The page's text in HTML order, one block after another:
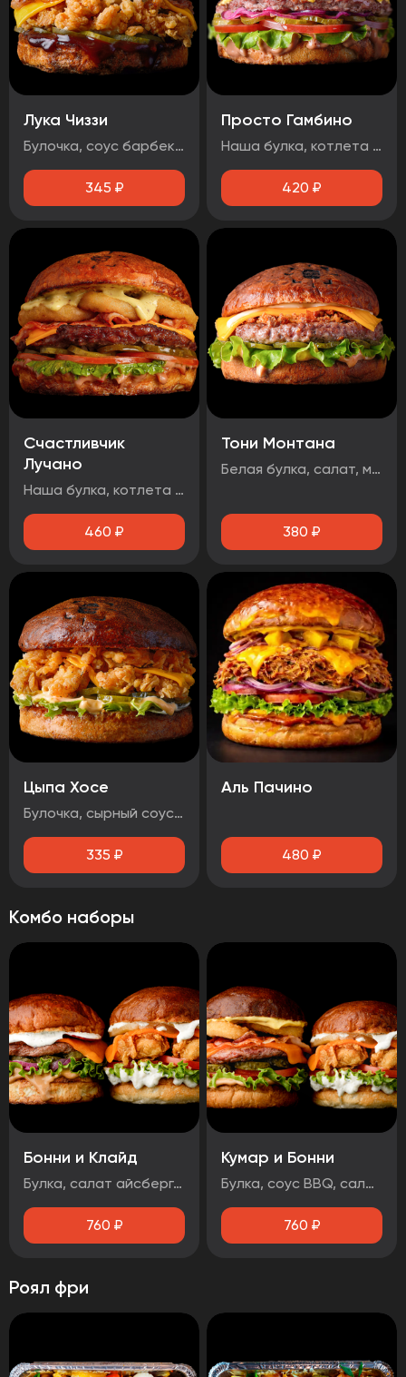
Лука Чиззи
Булочка, соус барбекю , огурец маринованный, луковые кольца, бекон, сыр чеддер, фирменная курочка в панировке
345 ₽
Просто Гамбино
Наша булка, котлета говяжья, помидор, лист салата, огурец маринованный, лук маринованный, соус барбекю, соус медово-горчичный.
420 ₽
Счастливчик
Лучано
Наша булка, котлета говяжья, бекон, сыр чеддер, помидор, огурец маринованный, лист салата, луковые кольца, соус барбекю.
460 ₽
Тони Монтана
Белая булка, салат, маринованные огурцы, говядина, чеддер, фритюрный лук, два фирменных соуса
380 ₽
Цыпа Хосе
Булочка, сырный соус, маринованный огурец, айсберг, сыр чеддер, стрипсы
335 ₽
Аль Пачино
480 ₽
Комбо наборы
Бонни и Клайд
Булка, салат айсберг, соус дор-блю, помидор, стрипсы, ананас, сыр, соус чесночный Булка, соус BBQ , салат айсберг, огурцы маринованные, лук маринованный, котлета говяжья, сыр, чорризо, соус чесночный
760 ₽
Кумар и Бонни
Булка, соус BBQ, салат айсберг, помидор, огурцы маринованные, котлета говяжья, сыр, луковые кольца, бекон, соус медово-горчичный Булка, салат айсберг, соус дор-блю, помидоры, стрипсы, ананас, сыр, соус чесночный
760 ₽
Роял фри